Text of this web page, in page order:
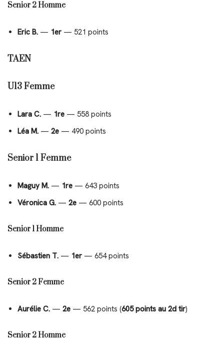
Senior 2 Homme
Eric B. — 1er — 521 points
TAEN
U13 Femme
Lara C. — 1re — 558 points
Léa M. — 2e — 490 points
Senior 1 Femme
Maguy M. — 1re — 643 points
Véronica G. — 2e — 600 points
Senior 1 Homme
Sébastien T. — 1er — 654 points
Senior 2 Femme
Aurélie C. — 2e — 562 points (605 points au 2d tir)
Senior 2 Homme